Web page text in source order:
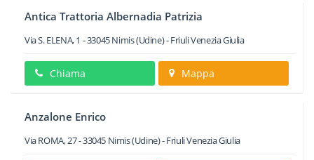
Antica Trattoria Albernadia Patrizia
Via S. ELENA, 1 -33045Nimis(Udine) -Friuli Venezia Giulia
Chiama Mappa
Anzalone Enrico
Via ROMA, 27-33045 Nimis(Udine) -Friuli Venezia Giulia